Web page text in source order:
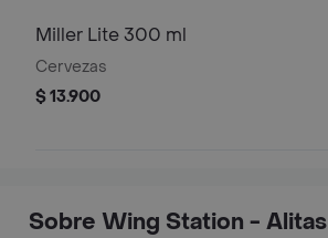
Miller Lite 300 ml
Cervezas
$ 13.900
Sobre Wing Station - Alitas